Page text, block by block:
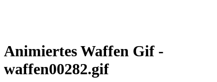
Animiertes Waffen Gif -
waffen00282.gif